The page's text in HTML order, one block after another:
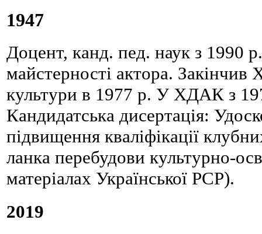
1947
Доцент, канд. пед. наук з 1990
майстерності актора. Закінчив
культури в 1977 р. У ХДАК з
Кандидатська дисертація:
підвищення кваліфікації
ланка перебудови культурно-
матеріалах Української РСР).
2019